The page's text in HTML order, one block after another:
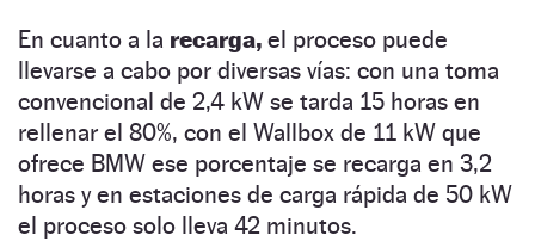
En cuanto a la recarga, el proceso puede
llevarse a cabo por diversas vías: con una toma
convencional de 2,4 kW se tarda 15 horas en
rellenar el 80%, con el Wallbox de 11 kW que
ofrece BMW ese porcentaje se recarga en 3,2
horas y en estaciones de carga rápida de 50 kW
el proceso solo lleva 42 minutos.